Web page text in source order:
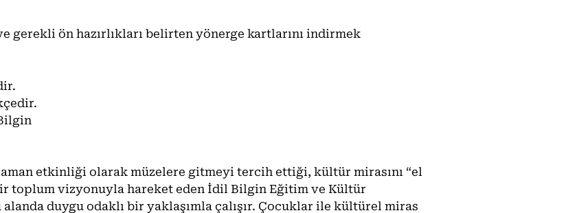
gerekli ön hazırlıkları belirten yönerge kartlarını indirmek
etkinliği olarak müzelere gitmeyi tercih ettiği, kültür mirasını “el
toplum vizyonuyla hareket eden İdil Bilgin Eğitim ve Kültür
alanda duygu odaklı bir yaklaşımla çalışır. Çocuklar ile kültürel miras